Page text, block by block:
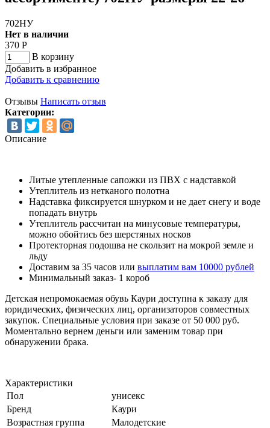
702НУ
Нет в наличии
370 Р
В корзину
Добавить в избранное
Добавить к сравнению
Отзывы Написать отзыв
Категории:
Описание
Литые утепленные сапожки из ПВХ с надставкой
Утеплитель из нетканого полотна
Надставка фиксируется шнурком и не дает снегу и воде
попадать внутрь
Утеплитель рассчитан на минусовые температуры,
можно обойтись без шерстяных носков
Протекторная подошва не скользит на мокрой земле и
льду
Доставим за 35 часов или выплатим вам 10000 рублей
Минимальный заказ- 1 короб
Детская непромокаемая обувь Каури доступна к заказу для
юридических, физических лиц, организаторов совместных
закупок. Специальные условия при заказе от 50 000 руб.
Моментально вернем деньги или заменим товар при
обнаружении брака.
Характеристики
Пол
унисекс
Бренд
Каури
Возрастная группа
Малодетские